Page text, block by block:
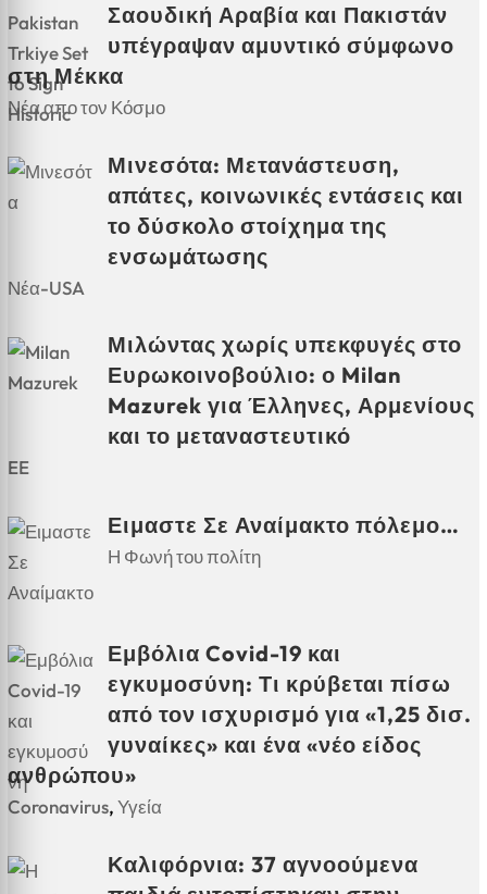
Σαουδική Αραβία και Πακιστάν
υπέγραψαν αμυντικό σύμφωνο
στη Μέκκα
Νέα απο τον Κόσμο
Μινεσότα: Μετανάστευση,
απάτες, κοινωνικές εντάσεις και
το δύσκολο στοίχημα της
ενσωμάτωσης
Νέα-USA
Μιλώντας χωρίς υπεκφυγές στο
Ευρωκοινοβούλιο: ο Milan
Mazurek για Έλληνες, Αρμενίους
και το μεταναστευτικό
EE
Ειμαστε Σε Αναίμακτο πόλεμο…
Η Φωνή του πολίτη
Εμβόλια Covid-19 και
εγκυμοσύνη: Τι κρύβεται πίσω
από τον ισχυρισμό για «1,25 δισ.
γυναίκες» και ένα «νέο είδος
ανθρώπου»
Coronavirus,Υγεία
Καλιφόρνια: 37 αγνοούμενα